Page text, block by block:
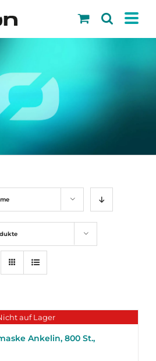
auf Lager
Ankelin, 800 St.,